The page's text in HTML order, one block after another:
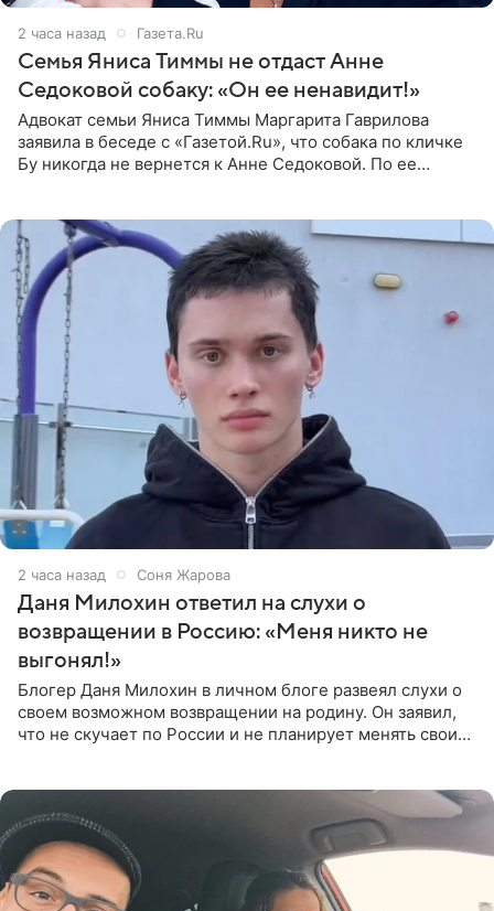
2 часа назад Газета.Ru
Семья Яниса Тиммы не отдаст Анне
Седоковой собаку: «Он ее ненавидит!»
Адвокат семьи Яниса Тиммы Маргарита Гаврилова
заявила в беседе с «Газетой.Ru», что собака по кличке
Бу никогда не вернется к Анне Седоковой. По ее
2 часа назад Соня Жарова
Даня Милохин ответил на слухи о
возвращении в Россию: «Меня никто не
выгонял!»
Блогер Даня Милохин в личном блоге развеял слухи о
своем возможном возвращении на родину. Он заявил,
что не скучает по России и не планирует менять свои